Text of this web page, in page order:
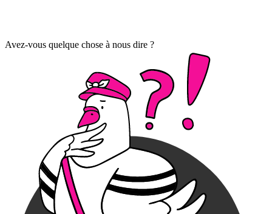
Avez-vous quelque chose à nous dire ?